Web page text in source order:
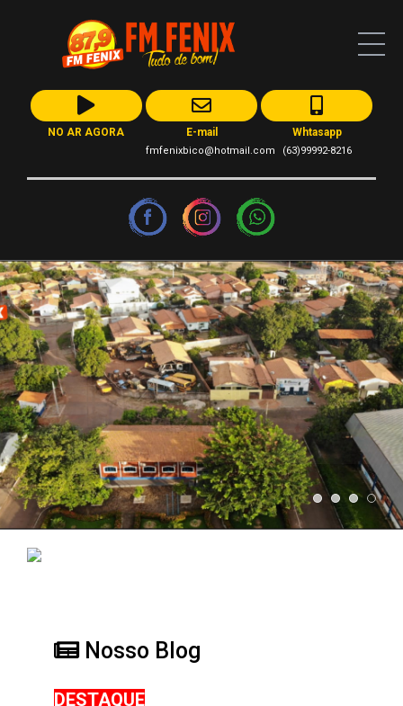
NO AR AGORA E-mail
fmfenixbico@hotmail.com
Whtasapp
(63)99992-8216
Nosso Blog
DESTAQUE